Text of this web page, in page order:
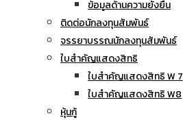
ข้อมูลด้านความยั่งยืน
ติดต่อนักลงทุนสัมพันธ์
จรรยาบรรณนักลงทุนสัมพันธ์
ใบสำคัญแสดงสิทธิ
ใบสำคัญแสดงสิทธิ W 7
ใบสำคัญแสดงสิทธิ W8
หุ้นกู้